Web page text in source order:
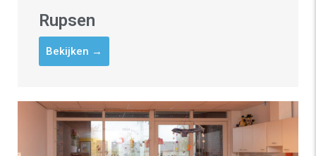
Rupsen
Bekijken →